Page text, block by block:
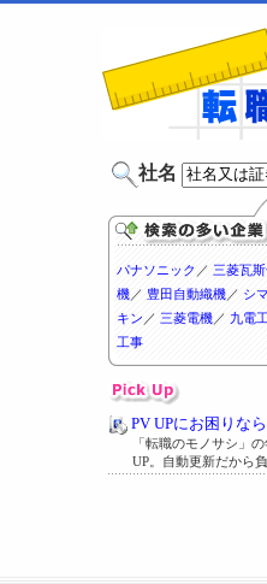
社名
パナソニック ／ 三菱瓦
機 ／ 豊田自動織機 ／ シ
キン ／ 三菱電機 ／ 九電
工事
PV UPにお困りな
「転職のモノサシ」
UP。自動更新だから